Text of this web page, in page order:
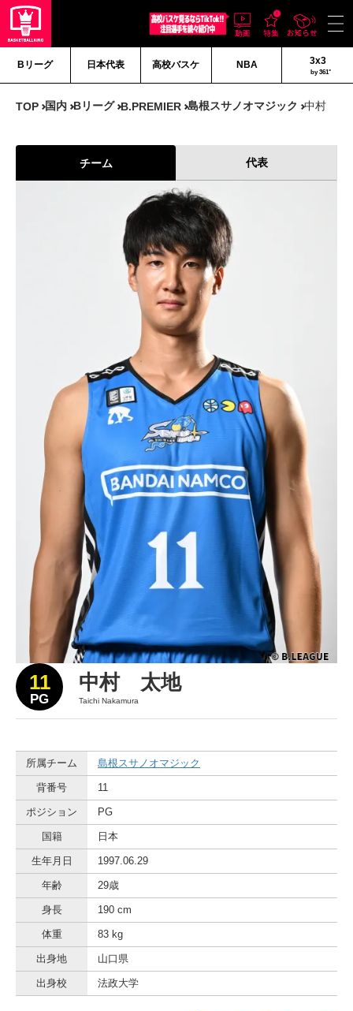
Bリーグ 日本代表 高校バスケ NBA 3x3
by 361°
TOP 国内 Bリーグ B.PREMIER 島根スサノオマジック 中村 太
チーム 代表
11
PG
中村 太地
Taichi Nakamura
所属チーム 島根スサノオマジック
背番号 11
ポジション PG
国籍 日本
生年月日 1997.06.29
年齢 29歳
身長 190 cm
体重 83 kg
出身地 山口県
出身校 法政大学